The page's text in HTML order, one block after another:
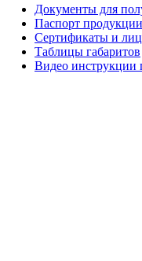
Документы для
Паспорт
Сертификаты и
Таблицы габаритов
Видео инструкции